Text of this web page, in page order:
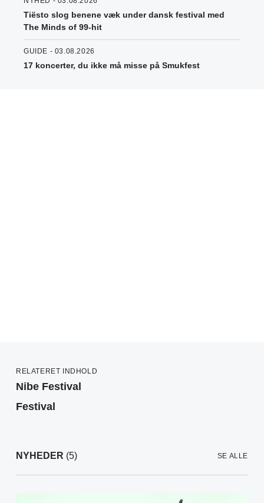
Tiësto slog benene væk under dansk festival med
The Minds of 99-hit
GUIDE - 03.08.2026
17 koncerter, du ikke må misse på Smukfest
RELATERET INDHOLD
Nibe Festival
Festival
NYHEDER (5) SE ALLE